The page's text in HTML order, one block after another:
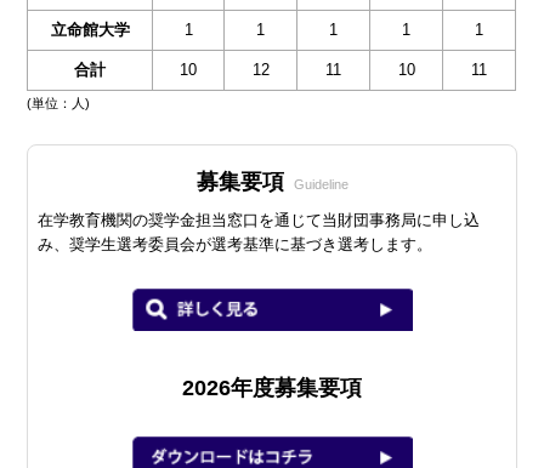
立命館大学 1 1 1 1 1
合計 10 12 11 10 11
(単位：人)
募集要項 Guideline
在学教育機関の奨学金担当窓口を通じて当財団事務局に申し込
み、奨学生選考委員会が選考基準に基づき選考します。
2026年度募集要項